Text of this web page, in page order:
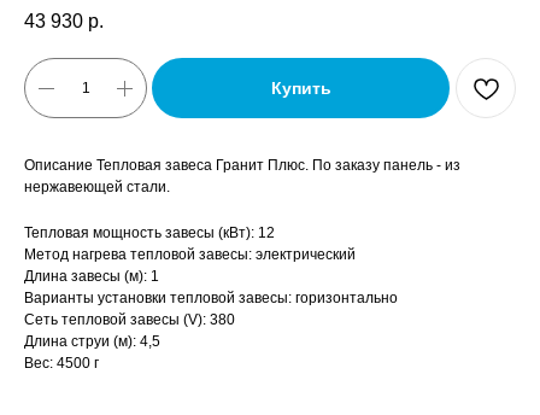
43 930 р.
Купить
Описание Тепловая завеса Гранит Плюс. По заказу панель - из
нержавеющей стали.
Тепловая мощность завесы (кВт): 12
Метод нагрева тепловой завесы: электрический
Длина завесы (м): 1
Варианты установки тепловой завесы: горизонтально
Сеть тепловой завесы (V): 380
Длина струи (м): 4,5
Вес: 4500 г